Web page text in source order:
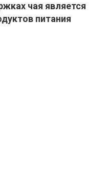
чая является
питания